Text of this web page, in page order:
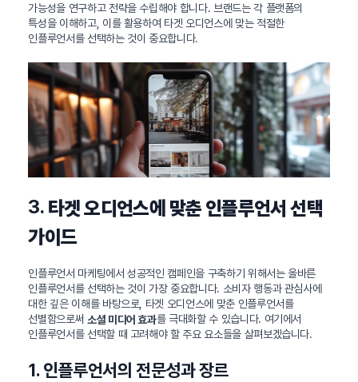
가능성을 연구하고 전략을 수립해야 합니다. 브랜드는 각 플랫폼의
특성을 이해하고, 이를 활용하여 타겟 오디언스에 맞는 적절한
인플루언서를 선택하는 것이 중요합니다.
3. 타겟 오디언스에 맞춘 인플루언서 선택
가이드
인플루언서 마케팅에서 성공적인 캠페인을 구축하기 위해서는 올바른
인플루언서를 선택하는 것이 가장 중요합니다. 소비자 행동과 관심사에
대한 깊은 이해를 바탕으로, 타겟 오디언스에 맞춘 인플루언서를
선별함으로써 소셜 미디어 효과를 극대화할 수 있습니다. 여기에서
인플루언서를 선택할 때 고려해야 할 주요 요소들을 살펴보겠습니다.
1. 인플루언서의 전문성과 장르